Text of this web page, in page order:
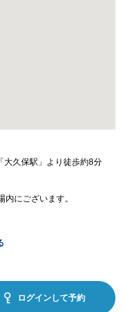
大久保駅」より徒歩約8分
内にございます。
ログインして予約